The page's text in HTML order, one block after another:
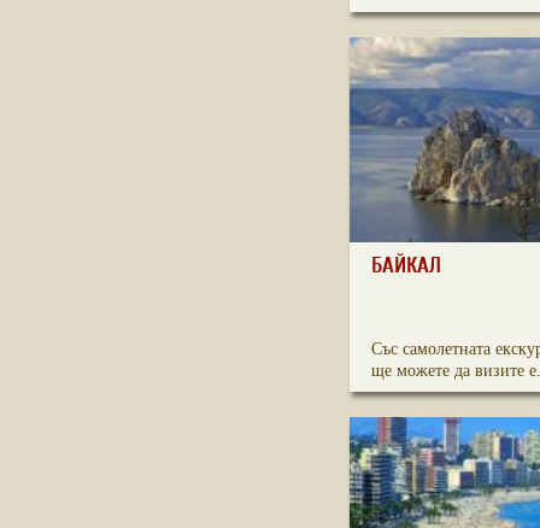
БАЙКАЛ
Със самолетната
ще можете да визите